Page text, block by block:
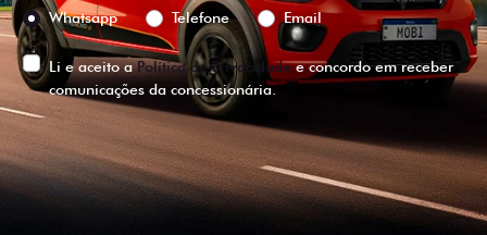
Whatsapp
Telefone Email
Li e aceito aPolítica de Privacidadee concordo em receber
comunicações da concessionária.
ENTRAR EM CONTATO